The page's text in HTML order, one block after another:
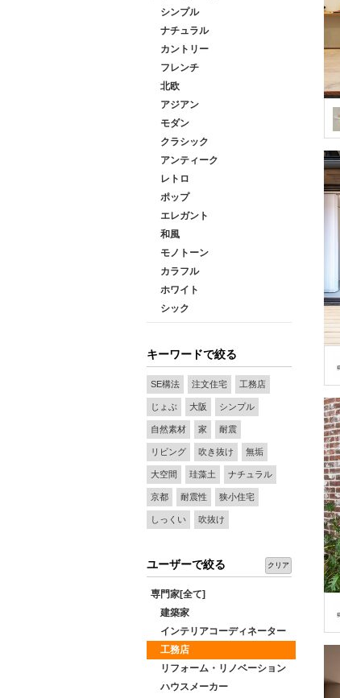
シンプル
ナチュラル
カントリー
フレンチ
北欧
アジアン
モダン
クラシック
アンティーク
レトロ
ポップ
エレガント
和風
モノトーン
カラフル
ホワイト
シック
キーワードで絞る
SE構法 注文住宅 工務店
じょぶ 大阪 シンプル
自然素材 家 耐震
リビング 吹き抜け 無垢
大空間 珪藻土 ナチュラル
京都 耐震性 狭小住宅
しっくい 吹抜け
ユーザーで絞る クリア
専門家[全て]
建築家
インテリアコーディネーター
工務店
リフォーム・リノベーション
ハウスメーカー